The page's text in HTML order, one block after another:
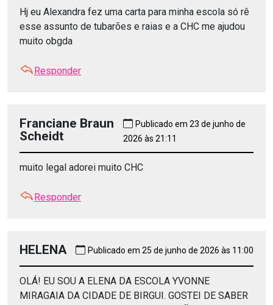
Hj eu Alexandra fez uma carta para minha escola só rê
esse assunto de tubarões e raias e a CHC me ajudou
muito obgda
Responder
Franciane Braun
Scheidt
Publicado em 23 de junho de
2026 às 21:11
muito legal adorei muito CHC
Responder
HELENA Publicado em 25 de junho de 2026 às 11:00
OLÁ! EU SOU A ELENA DA ESCOLA YVONNE
MIRAGAIA DA CIDADE DE BIRGUI. GOSTEI DE SABER